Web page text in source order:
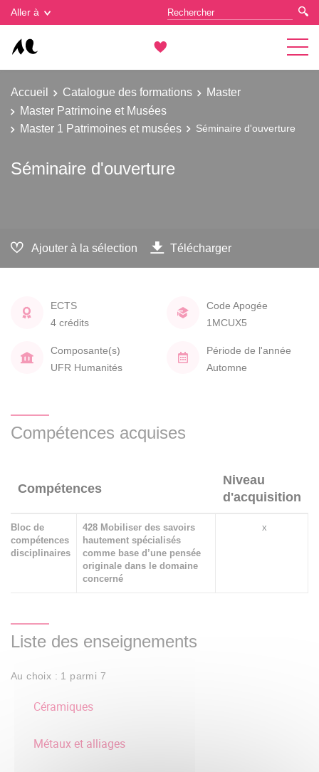
Aller à
Accueil Catalogue des formations
Master
Master Patrimoine et Musées
Master 1 Patrimoines et musées
Séminaire d'ouverture
Séminaire d'ouverture
Ajouter à la sélection Télécharger
ECTS
4 crédits
Code Apogée
1MCUX5
Composante(s)
UFR Humanités
Période de l'année
Automne
Compétences acquises
Compétences
Niveau
d'acquisition
Bloc de
compétences
disciplinaires
428 Mobiliser des savoirs
hautement spécialisés
comme base d’une pensée
originale dans le domaine
concerné
x
Liste des enseignements
Au choix : 1 parmi 7
Céramiques
Métaux et alliages
Gestion des cookies